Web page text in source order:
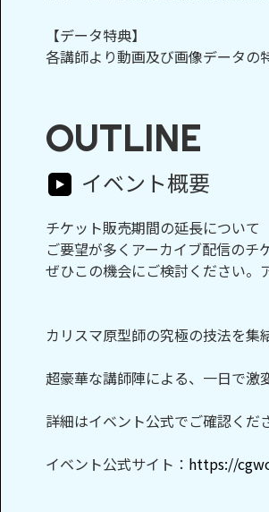
【データ特典】
各講師より動画及び画像データの
OUTLINE
イベント概要
チケット販売期間の延長について
ご要望が多くアーカイブ配信の
ぜひこの機会にご検討ください。
カリスマ原型師の究極の技法を集
超豪華な講師陣による、一日で激
詳細はイベント公式でご確認くだ
イベント公式サイト： https://